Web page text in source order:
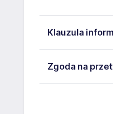
Klauzula
43-300 Bielsko-
Zgoda na
43-300 Bielsko-